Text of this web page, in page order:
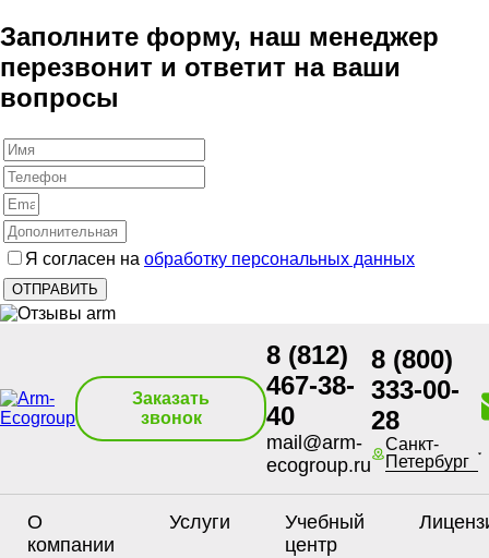
Заполните форму, наш менеджер
перезвонит и ответит на ваши
вопросы
Я согласен на обработку персональных данных
Заказать
звонок
8 (812)
467-38-
40
mail@arm-
ecogroup.ru
8 (800)
333-00-
28
Санкт-
Петербург
О
компании
Услуги
Учебный
центр